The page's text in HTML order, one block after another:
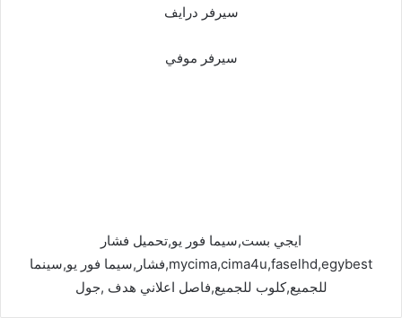
سيرفر درايف
سيرفر موفي
ايجي بست,سيما فور يو,تحميل فشار
mycima,cima4u,faselhd,egybest,فشار,سيما فور يو,سينما
للجميع,كلوب للجميع,فاصل اعلاني هدف ,جول